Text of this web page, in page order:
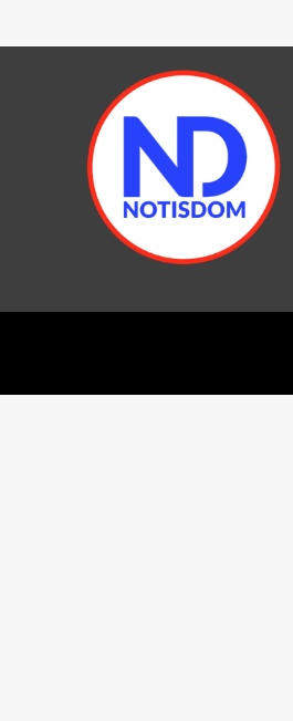
autoriza el uso de fragmentos de sus
¡Ya no
EE.UU. un avión construído en República